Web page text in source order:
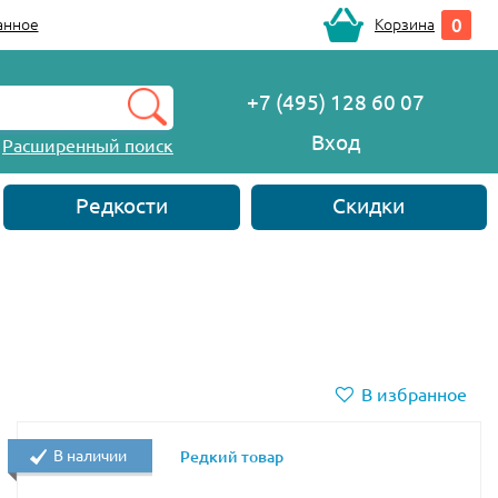
Корзина 0
Расширенный поиск
+7 (495) 128 60 07
Вход
Редкости Скидки
В избранное
В наличии Редкий товар